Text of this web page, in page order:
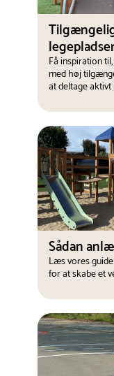
Få inspiration
med høj
at deltage
Sådan
Læs vores
for at skabe et